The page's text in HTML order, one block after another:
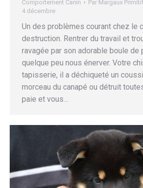
Comportement Canin Par Margaux
4 décembre
Un des problèmes courant chez le
destruction. Rentrer du travail et
ravagée par son adorable boule de
quelque peu nous énerver. Votre
tapisserie, il a déchiqueté un
morceau du canapé ou détruit
paie et vous…